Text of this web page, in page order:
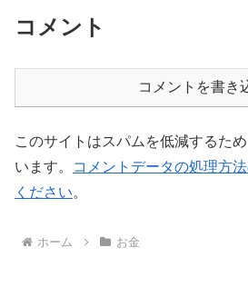
コメント
コメントを書き
このサイトはスパムを低減するた
います。
コメントデータの処理方
ください。
ホーム お金